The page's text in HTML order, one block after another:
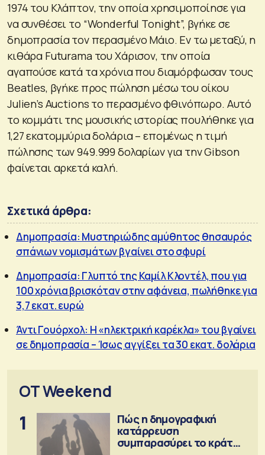
1974 του Κλάπτον, την οποία χρησιμοποίησε για
να συνθέσει το “Wonderful Tonight”, βγήκε σε
δημοπρασία τον περασμένο Μάιο. Εν τω μεταξύ, η
κιθάρα Futurama του Χάρισον, την οποία
αγαπούσε κατά τα χρόνια που διαμόρφωσαν τους
Beatles, βγήκε προς πώληση μέσω του οίκου
Julien’s Auctions το περασμένο φθινόπωρο. Αυτό
το κομμάτι της μουσικής ιστορίας πουλήθηκε για
1,27 εκατομμύρια δολάρια – επομένως η τιμή
πώλησης των 949.999 δολαρίων για την Gibson
φαίνεται αρκετά καλή.
Σχετικά άρθρα:
Δημοπρασία: Μυστηριώδης αμύθητος θησαυρός
σπάνιων νομισμάτων βγαίνει στο σφυρί
Δημοπρασία: Γλυπτό της Καμίλ Κλοντέλ, που για
100 χρόνια βρισκόταν στην αφάνεια, πωλήθηκε για
3,7 εκατ. ευρώ
Άντι Γουόρχολ: H «ηλεκτρική καρέκλα» του βγαίνει
σε δημοπρασία – Ίσως αγγίξει τα 30 εκατ. δολάρια
OT Weekend
1
Πώς η δημογραφική
κατάρρευση
συμπαρασύρει το κράτος